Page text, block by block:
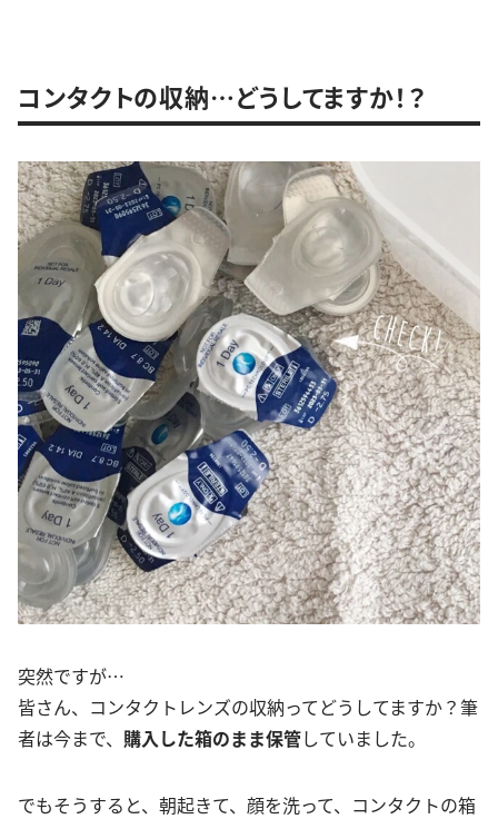
コンタクトの収納…どうしてますか！？
突然ですが…
皆さん、コンタクトレンズの収納ってどうしてますか？筆
者は今まで、 購入した箱のまま保管していました。
でもそうすると、朝起きて、顔を洗って、コンタクトの箱